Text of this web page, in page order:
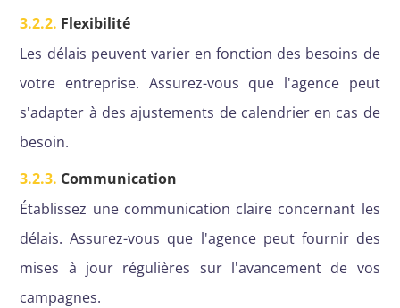
3.2.2. Flexibilité
Les délais peuvent varier en fonction des besoins de
votre entreprise. Assurez-vous que l'agence peut
s'adapter à des ajustements de calendrier en cas de
besoin.
3.2.3. Communication
Établissez une communication claire concernant les
délais. Assurez-vous que l'agence peut fournir des
mises à jour régulières sur l'avancement de vos
campagnes.